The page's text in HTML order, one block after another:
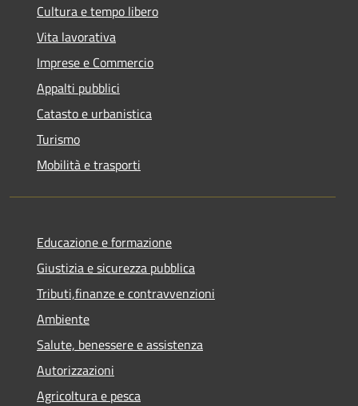
Cultura e tempo libero
Vita lavorativa
Imprese e Commercio
Appalti pubblici
Catasto e urbanistica
Turismo
Mobilità e trasporti
Educazione e formazione
Giustizia e sicurezza pubblica
Tributi,finanze e contravvenzioni
Ambiente
Salute, benessere e assistenza
Autorizzazioni
Agricoltura e pesca